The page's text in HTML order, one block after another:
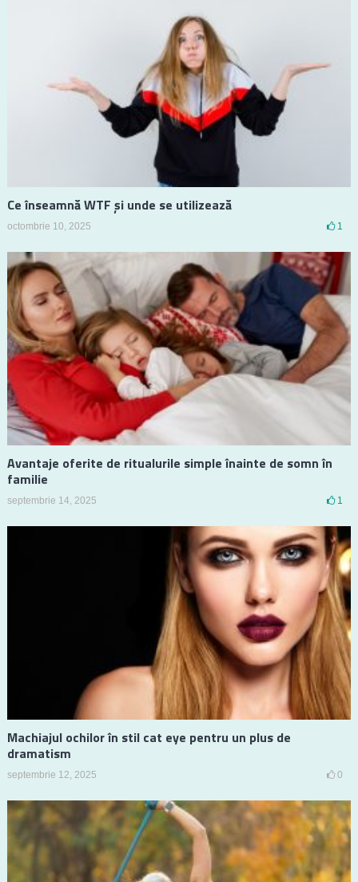
Ce înseamnă WTF și unde se utilizează
octombrie 10, 2025 1
Avantaje oferite de ritualurile simple înainte de somn în
familie
septembrie 14, 2025 1
Machiajul ochilor în stil cat eye pentru un plus de
dramatism
septembrie 12, 2025 0